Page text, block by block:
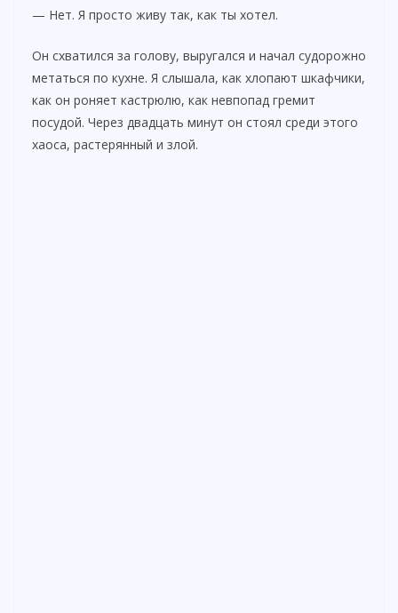
— Нет. Я просто живу так, как ты хотел.
Он схватился за голову, выругался и начал судорожно
метаться по кухне. Я слышала, как хлопают шкафчики,
как он роняет кастрюлю, как невпопад гремит
посудой. Через двадцать минут он стоял среди этого
хаоса, растерянный и злой.